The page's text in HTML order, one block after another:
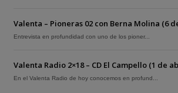
Valenta – Pioneras 02 con Berna Molina (6
Entrevista en profundidad con uno de los pioner...
Valenta Radio 2×18 – CD El Campello (1 de
En el Valenta Radio de hoy conocemos en profund...